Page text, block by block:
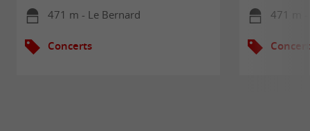
471 m - Le Bernard
Concerts
471 m -